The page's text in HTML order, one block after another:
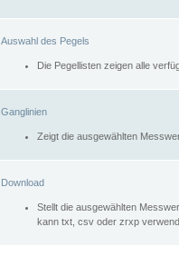
Auswahl des Pegels
Die Pegellisten zeigen alle
Ganglinien
Zeigt die ausgewählten
Download
Stellt die ausgewählten
kann txt, csv oder zrxp